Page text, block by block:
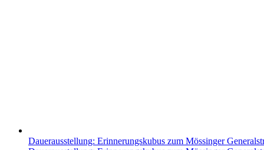
Dauerausstellung: Erinnerungskubus zum Mössinger